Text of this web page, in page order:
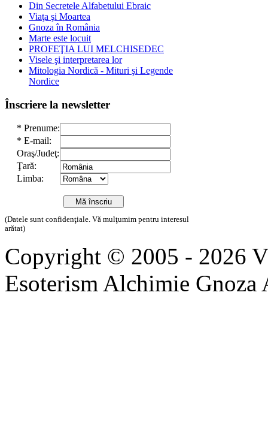
Din Secretele Alfabetului Ebraic
Viaţa şi Moartea
Gnoza în România
Marte este locuit
PROFEŢIA LUI MELCHISEDEC
Visele şi interpretarea lor
Mitologia Nordică - Mituri şi Legende
Nordice
Înscriere la newsletter
* Prenume:
* E-mail:
Oraş/Judeţ:
Ţară:
Limba:
(Datele sunt confidenţiale. Vă mulţumim pentru interesul
arătat)
Copyright © 2005 - 2026
Esoterism Alchimie